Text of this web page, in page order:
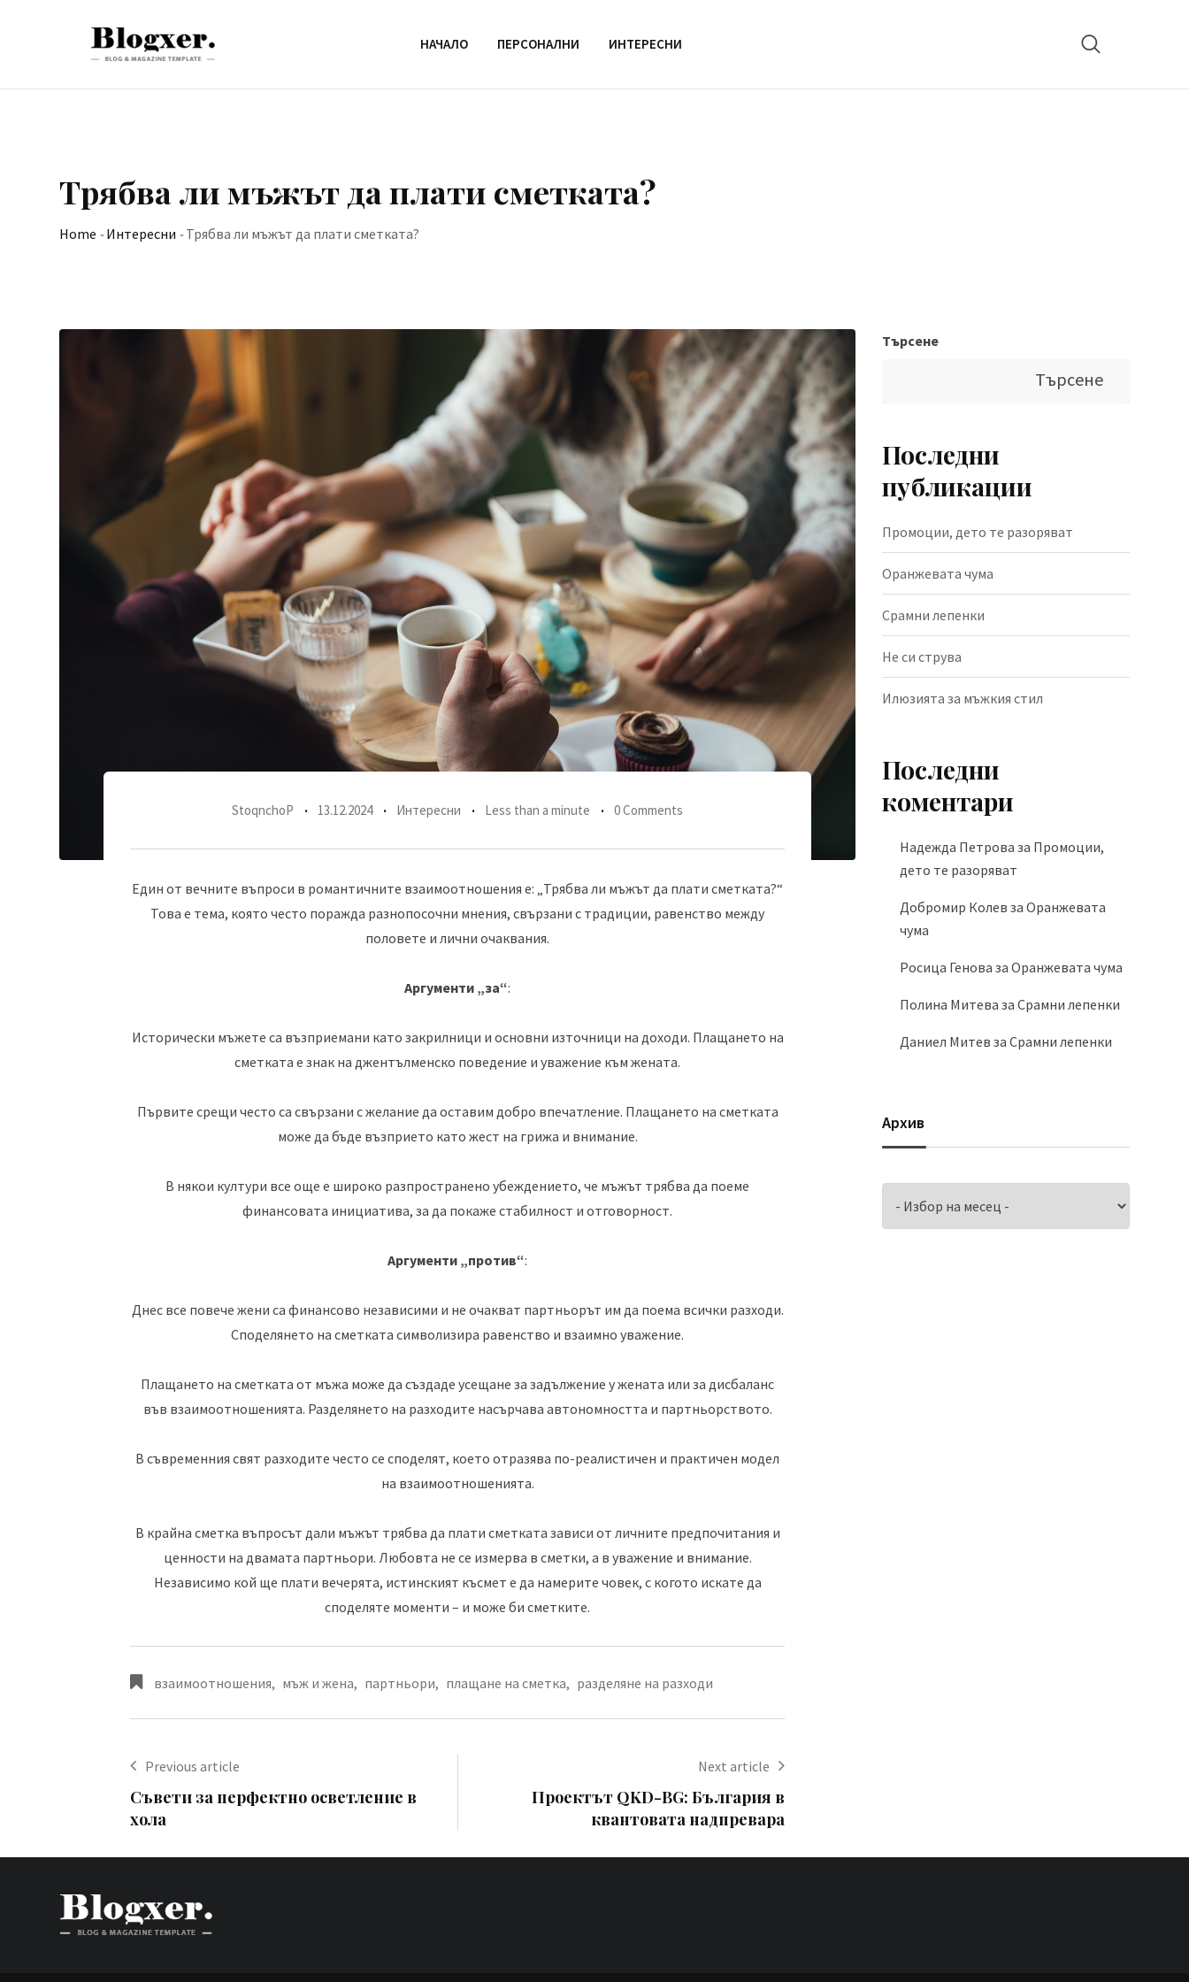
НАЧАЛО ПЕРСОНАЛНИ ИНТЕРЕСНИ
Трябва ли мъжът да плати сметката?
Home -Интересни -Трябва ли мъжът да плати сметката?
StoqnchoP 13.12.2024 Интересни Less than a minute 0 Comments
Един от вечните въпроси в романтичните взаимоотношения е: „Трябва ли мъжът да плати сметката?“
Това е тема, която често поражда разнопосочни мнения, свързани с традиции, равенство между
половете и лични очаквания.
Аргументи „за“:
Исторически мъжете са възприемани като закрилници и основни източници на доходи. Плащането на
сметката е знак на джентълменско поведение и уважение към жената.
Първите срещи често са свързани с желание да оставим добро впечатление. Плащането на сметката
може да бъде възприето като жест на грижа и внимание.
В някои култури все още е широко разпространено убеждението, че мъжът трябва да поеме
финансовата инициатива, за да покаже стабилност и отговорност.
Аргументи „против“:
Днес все повече жени са финансово независими и не очакват партньорът им да поема всички разходи.
Споделянето на сметката символизира равенство и взаимно уважение.
Плащането на сметката от мъжа може да създаде усещане за задължение у жената или за дисбаланс
във взаимоотношенията. Разделянето на разходите насърчава автономността и партньорството.
В съвременния свят разходите често се споделят, което отразява по-реалистичен и практичен модел
на взаимоотношенията.
В крайна сметка въпросът дали мъжът трябва да плати сметката зависи от личните предпочитания и
ценности на двамата партньори. Любовта не се измерва в сметки, а в уважение и внимание.
Независимо кой ще плати вечерята, истинският късмет е да намерите човек, с когото искате да
споделяте моменти – и може би сметките.
взаимоотношения, мъж и жена, партньори, плащане на сметка, разделяне на разходи
Previous article
Съвети за перфектно осветление в
хола
Next article
Проектът QKD-BG: България в
квантовата надпревара
Търсене
Търсене
Последни
публикации
Промоции, дето те разоряват
Оранжевата чума
Срамни лепенки
Не си струва
Илюзията за мъжкия стил
Последни
коментари
Надежда Петрова за Промоции,
дето те разоряват
Добромир Колев за Оранжевата
чума
Росица Генова за Оранжевата чума
Полина Митева за Срамни лепенки
Даниел Митев за Срамни лепенки
Архив
Архив